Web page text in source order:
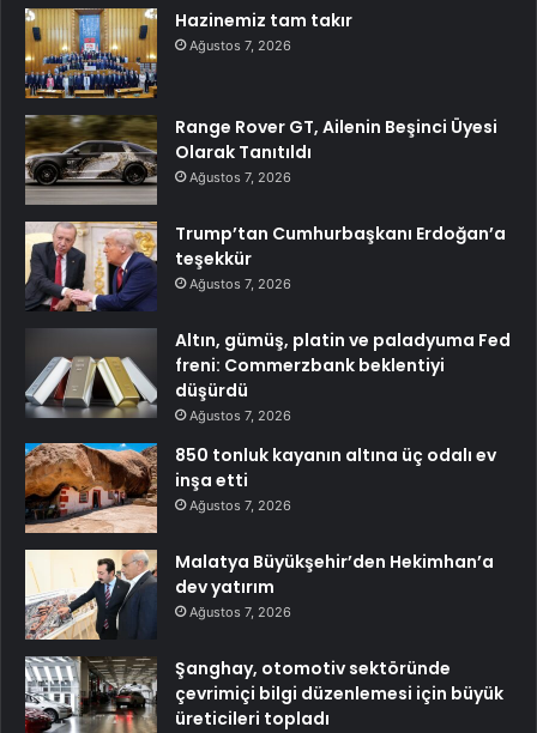
Hazinemiz tam takır
Ağustos 7, 2026
Range Rover GT, Ailenin Beşinci Üyesi
Olarak Tanıtıldı
Ağustos 7, 2026
Trump’tan Cumhurbaşkanı Erdoğan’a
teşekkür
Ağustos 7, 2026
Altın, gümüş, platin ve paladyuma Fed
freni: Commerzbank beklentiyi
düşürdü
Ağustos 7, 2026
850 tonluk kayanın altına üç odalı ev
inşa etti
Ağustos 7, 2026
Malatya Büyükşehir’den Hekimhan’a
dev yatırım
Ağustos 7, 2026
Şanghay, otomotiv sektöründe
çevrimiçi bilgi düzenlemesi için büyük
üreticileri topladı